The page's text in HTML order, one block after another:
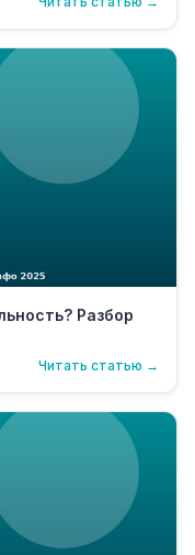
Разбор
Читать статью →